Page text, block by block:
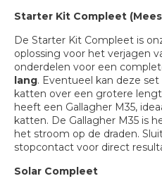
Starter Kit Compleet
De Starter Kit Compleet is
oplossing voor het verjagen
onderdelen voor een
lang. Eventueel kan deze
katten over een grotere
heeft een Gallagher M35,
katten. De Gallagher M35 is
het stroom op de draden.
stopcontact voor direct
Solar Compleet